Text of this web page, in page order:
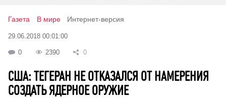
Газета В мире Интернет-версия
29.06.2018 00:01:00
0 2390 0
США: ТЕГЕРАН НЕ ОТКАЗАЛСЯ ОТ НАМЕРЕНИЯ
СОЗДАТЬ ЯДЕРНОЕ ОРУЖИЕ